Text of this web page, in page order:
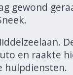
gewond
en raakte
hulpdiensten.